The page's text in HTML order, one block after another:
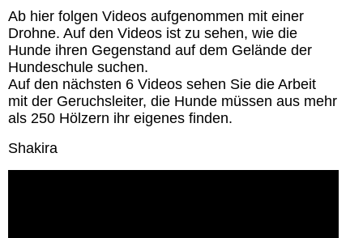
Ab hier folgen Videos aufgenommen mit einer
Drohne. Auf den Videos ist zu sehen, wie die
Hunde ihren Gegenstand auf dem Gelände der
Hundeschule suchen.
Auf den nächsten 6 Videos sehen Sie die Arbeit
mit der Geruchsleiter, die Hunde müssen aus mehr
als 250 Hölzern ihr eigenes finden.
Shakira